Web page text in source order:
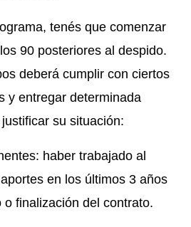
tenés que comenzar
90 posteriores al despido.
deberá cumplir con ciertos
y entregar determinada
su situación:
haber trabajado al
en los últimos 3 años
finalización del contrato.